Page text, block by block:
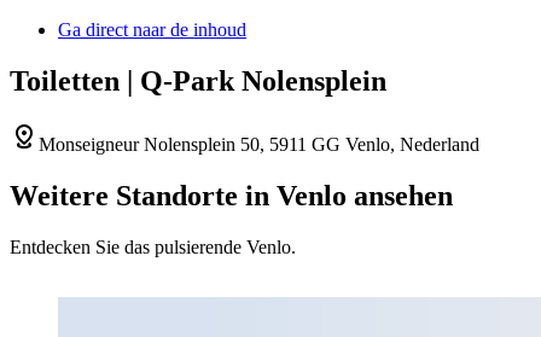
Ga direct naar de inhoud
Toiletten | Q-Park Nolensplein
Monseigneur Nolensplein 50, 5911 GG Venlo, Nederland
Weitere Standorte in Venlo ansehen
Entdecken Sie das pulsierende Venlo.